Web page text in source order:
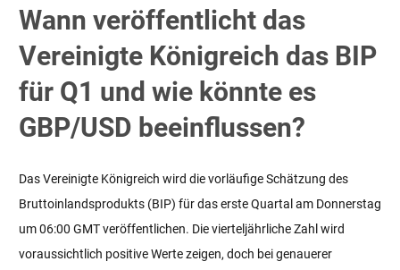
Wann veröffentlicht das
Vereinigte Königreich das BIP
für Q1 und wie könnte es
GBP/USD beeinflussen?
Das Vereinigte Königreich wird die vorläufige Schätzung des
Bruttoinlandsprodukts (BIP) für das erste Quartal am Donnerstag
um 06:00 GMT veröffentlichen. Die vierteljährliche Zahl wird
voraussichtlich positive Werte zeigen, doch bei genauerer